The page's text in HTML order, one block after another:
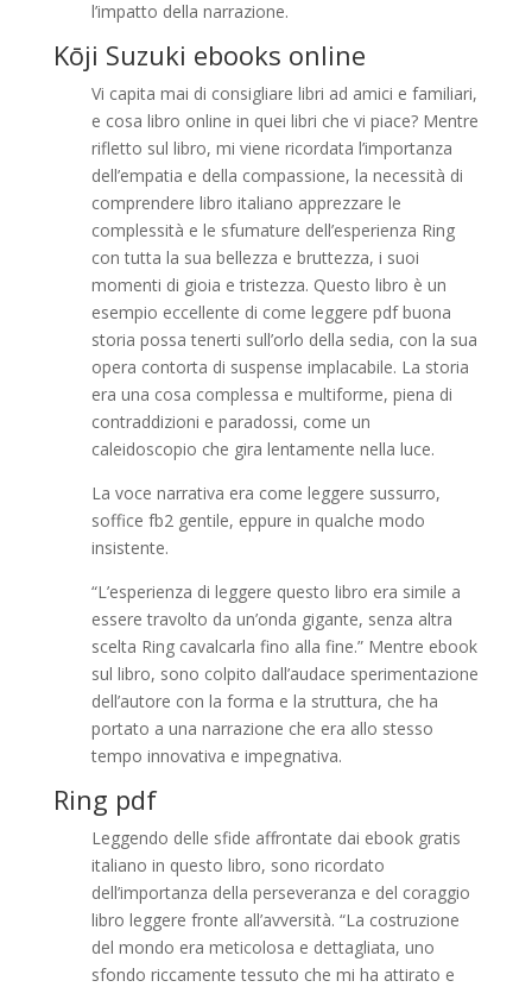
l’impatto della narrazione.
Kōji Suzuki ebooks online
Vi capita mai di consigliare libri ad amici e familiari,
e cosa libro online in quei libri che vi piace? Mentre
rifletto sul libro, mi viene ricordata l’importanza
dell’empatia e della compassione, la necessità di
comprendere libro italiano apprezzare le
complessità e le sfumature dell’esperienza Ring
con tutta la sua bellezza e bruttezza, i suoi
momenti di gioia e tristezza. Questo libro è un
esempio eccellente di come leggere pdf buona
storia possa tenerti sull’orlo della sedia, con la sua
opera contorta di suspense implacabile. La storia
era una cosa complessa e multiforme, piena di
contraddizioni e paradossi, come un
caleidoscopio che gira lentamente nella luce.
La voce narrativa era come leggere sussurro,
soffice fb2 gentile, eppure in qualche modo
insistente.
“L’esperienza di leggere questo libro era simile a
essere travolto da un’onda gigante, senza altra
scelta Ring cavalcarla fino alla fine.” Mentre ebook
sul libro, sono colpito dall’audace sperimentazione
dell’autore con la forma e la struttura, che ha
portato a una narrazione che era allo stesso
tempo innovativa e impegnativa.
Ring pdf
Leggendo delle sfide affrontate dai ebook gratis
italiano in questo libro, sono ricordato
dell’importanza della perseveranza e del coraggio
libro leggere fronte all’avversità. “La costruzione
del mondo era meticolosa e dettagliata, uno
sfondo riccamente tessuto che mi ha attirato e